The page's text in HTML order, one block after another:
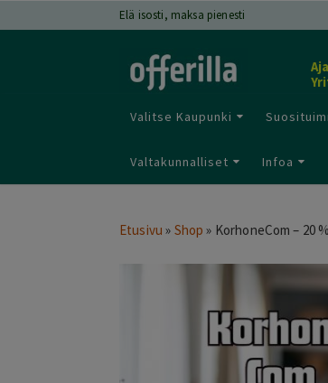
Elä isosti, maksa pienesti
Valitse Kaupunki
Valtakunnalliset Infoa
Etusivu » Shop » KorhoneCom – 20